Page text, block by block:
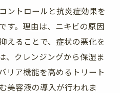
ントロールと抗炎症効果を
す。理由は、ニキビの原因
えることで、症状の悪化を
、クレンジングから保湿ま
リア機能を高めるトリート
美容液の導入が行われま